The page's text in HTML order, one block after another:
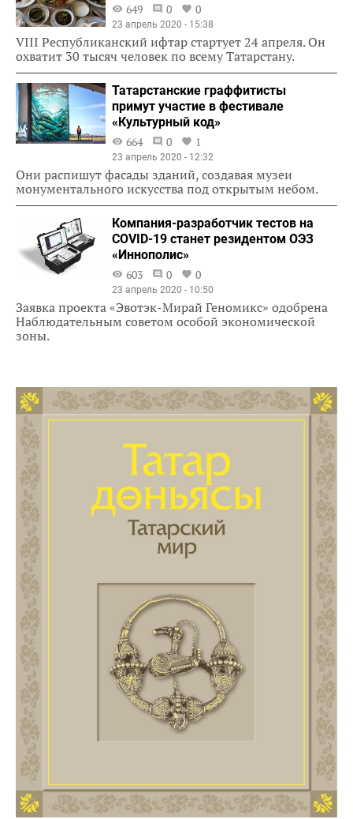
649
0 0
23 апрель 2020 - 15:38
VIII Республиканский ифтар стартует 24 апреля. Он
охватит 30 тысяч человек по всему Татарстану.
Татарстанские граффитисты
примут участие в фестивале
«Культурный код»
664
0 1
23 апрель 2020 - 12:32
Они распишут фасады зданий, создавая музеи
монументального искусства под открытым небом.
Компания-разработчик тестов на
COVID-19 станет резидентом ОЭЗ
«Иннополис»
603
0 0
23 апрель 2020 - 10:50
Заявка проекта «Эвотэк-Мирай Геномикс» одобрена
Наблюдательным советом особой экономической
зоны.